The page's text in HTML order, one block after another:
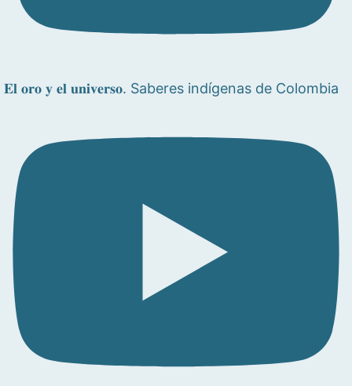
𝐄𝐥 𝐨𝐫𝐨 𝐲 𝐞𝐥 𝐮𝐧𝐢𝐯𝐞𝐫𝐬𝐨. Saberes indígenas de Colombia